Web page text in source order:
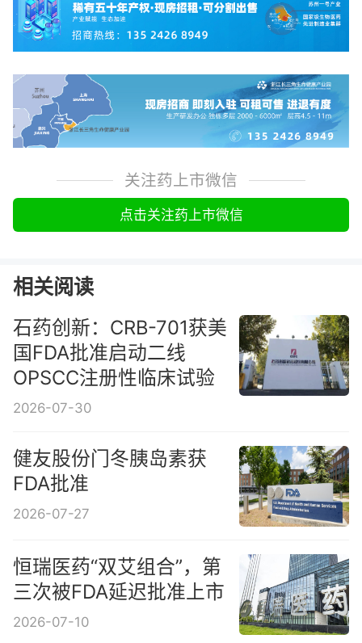
关注药上市微信
点击关注药上市微信
相关阅读
石药创新：CRB-701获美
国FDA批准启动二线
OPSCC注册性临床试验
2026-07-30
健友股份门冬胰岛素获
FDA批准
2026-07-27
恒瑞医药“双艾组合”，第
三次被FDA延迟批准上市
2026-07-10